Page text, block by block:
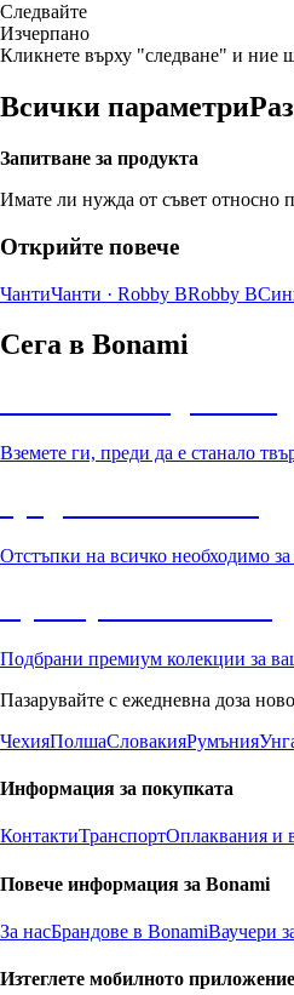
Следвайте
Изчерпанo
Кликнете върху "следване" и ние
Всички параметри
Запитване за продукта
Имате ли нужда от съвет относно
Открийте повече
ЧантиЧанти · Robby BRobby B
Сега в Bonami
Вземете ги, преди да е станало
Отстъпки на всичко необходимо за
Подбрани премиум колекции за
Пазарувайте с ежедневна доза
ЧехияПолшаСловакияРумъния
Информация за покупката
КонтактиТранспортОплаквания и
Повече информация за Bonami
За насБрандове в BonamiВаучери
Изтеглете мобилното приложение